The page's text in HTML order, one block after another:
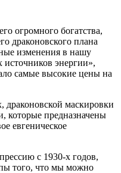
огромного богатства,
драконовского плана
изменения в нашу
источников энергии»,
самые высокие цены на
драконовской маскировки
которые предназначены
евгеническое
с 1930-х годов,
того, что мы можно